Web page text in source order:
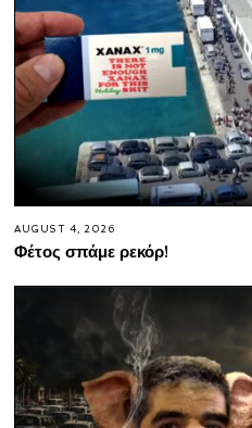
AUGUST 4, 2026
Φέτος σπάμε ρεκόρ!